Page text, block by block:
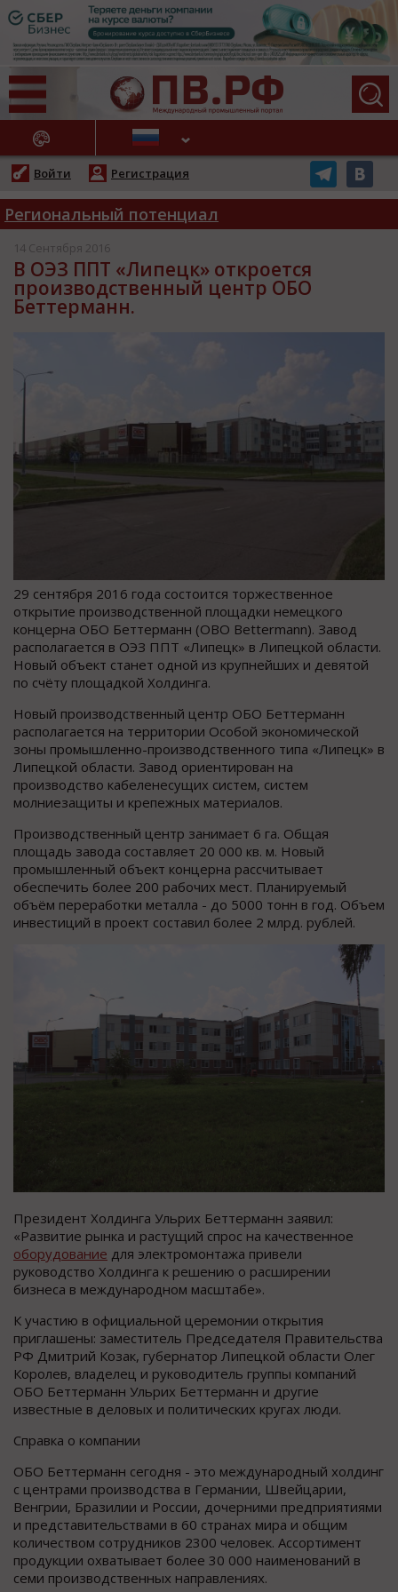
НОВОСТИ
Войти Регистрация
Региональный потенциал
14 Сентября 2016
В ОЭЗ ППТ «Липецк» откроется
производственный центр ОБО
Беттерманн.
29 сентября 2016 года состоится торжественное
открытие производственной площадки немецкого
концерна ОБО Беттерманн (OBO Bettermann). Завод
располагается в ОЭЗ ППТ «Липецк» в Липецкой области.
Новый объект станет одной из крупнейших и девятой
по счёту площадкой Холдинга.
Новый производственный центр ОБО Беттерманн
располагается на территории Особой экономической
зоны промышленно-производственного типа «Липецк» в
Липецкой области. Завод ориентирован на
производство кабеленесущих систем, систем
молниезащиты и крепежных материалов.
Производственный центр занимает 6 га. Общая
площадь завода составляет 20 000 кв. м. Новый
промышленный объект концерна рассчитывает
обеспечить более 200 рабочих мест. Планируемый
объём переработки металла - до 5000 тонн в год. Объем
инвестиций в проект составил более 2 млрд. рублей.
Президент Холдинга Ульрих Беттерманн заявил:
«Развитие рынка и растущий спрос на качественное
оборудование для электромонтажа привели
руководство Холдинга к решению о расширении
бизнеса в международном масштабе».
К участию в официальной церемонии открытия
приглашены: заместитель Председателя Правительства
РФ Дмитрий Козак, губернатор Липецкой области Олег
Королев, владелец и руководитель группы компаний
ОБО Беттерманн Ульрих Беттерманн и другие
известные в деловых и политических кругах люди.
Справка о компании
ОБО Беттерманн сегодня - это международный холдинг
с центрами производства в Германии, Швейцарии,
Венгрии, Бразилии и России, дочерними предприятиями
и представительствами в 60 странах мира и общим
количеством сотрудников 2300 человек. Ассортимент
продукции охватывает более 30 000 наименований в
семи производственных направлениях.